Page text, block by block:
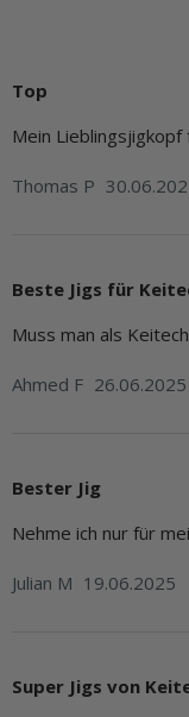
Top
Mein
Thomas P
Beste Jigs für
Muss man als
Ahmed F 26.06.2025
Bester Jig
Nehme ich nur für
Julian M 19.06.2025
Super Jigs von